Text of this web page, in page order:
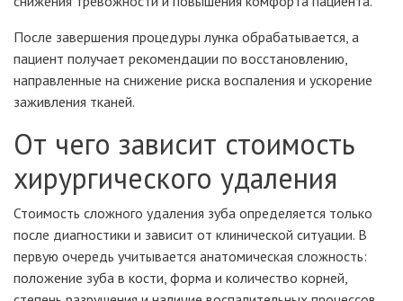
После завершения процедуры лунка обрабатывается, а
пациент получает рекомендации по восстановлению,
направленные на снижение риска воспаления и ускорение
заживления тканей.
От чего зависит стоимость
хирургического удаления
Стоимость сложного удаления зуба определяется только
после диагностики и зависит от клинической ситуации. В
первую очередь учитывается анатомическая сложность:
положение зуба в кости, форма и количество корней,